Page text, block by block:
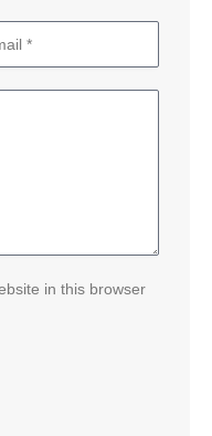
in this browser